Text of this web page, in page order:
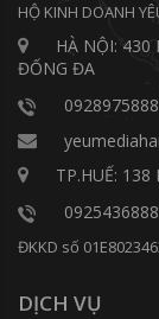
HỘ KINH DOANH
HÀ NỘI: 430
ĐỐNG ĐA
0928975888
TP.HUẾ: 138
0925436888
ĐKKD số
DỊCH VỤ